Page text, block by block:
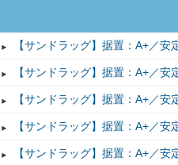
【サンドラッグ】据置：A+／安
【サンドラッグ】据置：A+／安
【サンドラッグ】据置：A+／安
【サンドラッグ】据置：A+／安
【サンドラッグ】据置：A+／安